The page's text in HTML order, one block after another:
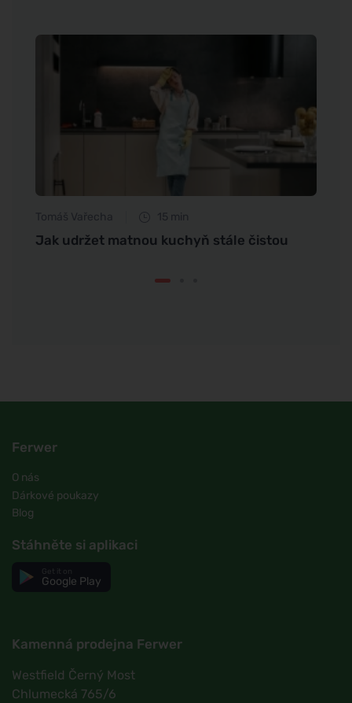
Tomáš Vařecha 15 min
Jak udržet matnou kuchyň stále čistou
Ferwer
O nás
Dárkové poukazy
Blog
Stáhněte si aplikaci
Google Play
Kamenná prodejna Ferwer
Westfield Černý Most
Chlumecká 765/6